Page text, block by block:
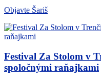
Objavte Šariš
Festival Za Stolom v
spoločnými raňajkami